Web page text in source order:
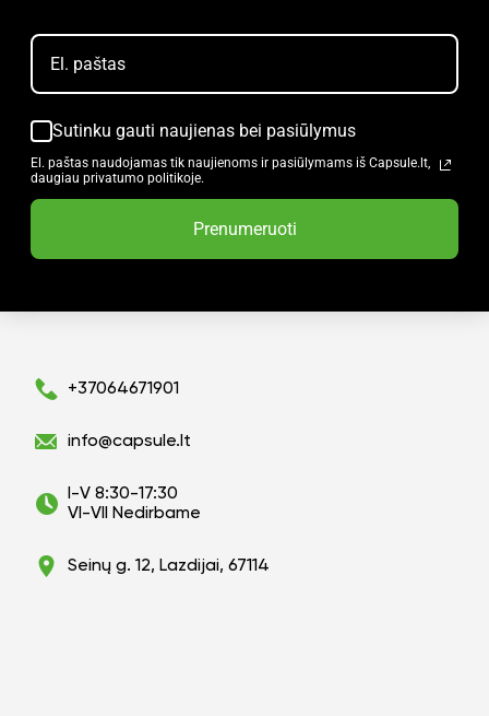
Sutinku gauti naujienas bei pasiūlymus
El. paštas naudojamas tik naujienoms ir pasiūlymams iš Capsule.lt,
daugiau privatumo politikoje.
Prenumeruoti
+37064671901
info@capsule.lt
I-V 8:30-17:30
VI-VII Nedirbame
Seinų g. 12, Lazdijai, 67114